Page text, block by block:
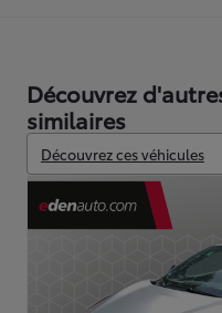
Découvrez
similaires
Découvrez ces véhicules